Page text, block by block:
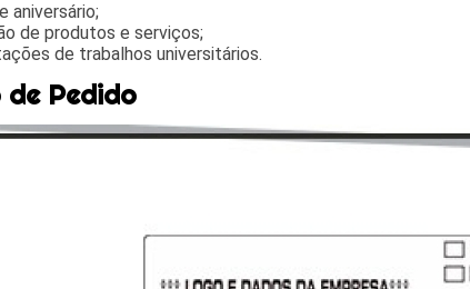
aniversário;
de produtos e serviços;
de trabalhos universitários.
de Pedido